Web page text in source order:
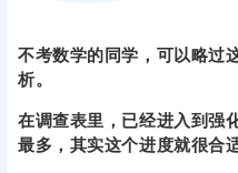
不考数学的同学，可以略过
析。
在调查表里，已经进入到强
最多，其实这个进度就很合适